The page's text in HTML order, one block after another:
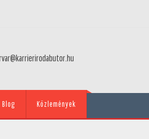
Blog Közlemények